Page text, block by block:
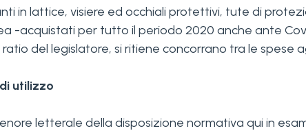
in lattice, visiere ed occhiali protettivi, tute di
-acquistati per tutto il periodo 2020 anche ante
ratio del legislatore, si ritiene concorrano tra le spese
utilizzo
letterale della disposizione normativa qui in